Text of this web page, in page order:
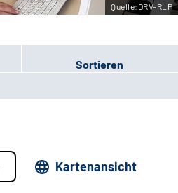
Quelle:DRV-RLP
Sortieren
Kartenansicht